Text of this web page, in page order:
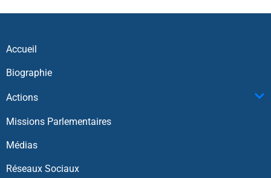
Accueil
Biographie
Actions
Missions Parlementaires
Médias
Réseaux Sociaux